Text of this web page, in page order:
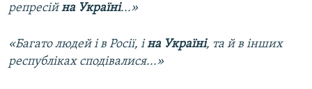
репресійна Україні...»
«Багато людей і в Росії, іна Україні, та й в інших
республіках сподівалися...»